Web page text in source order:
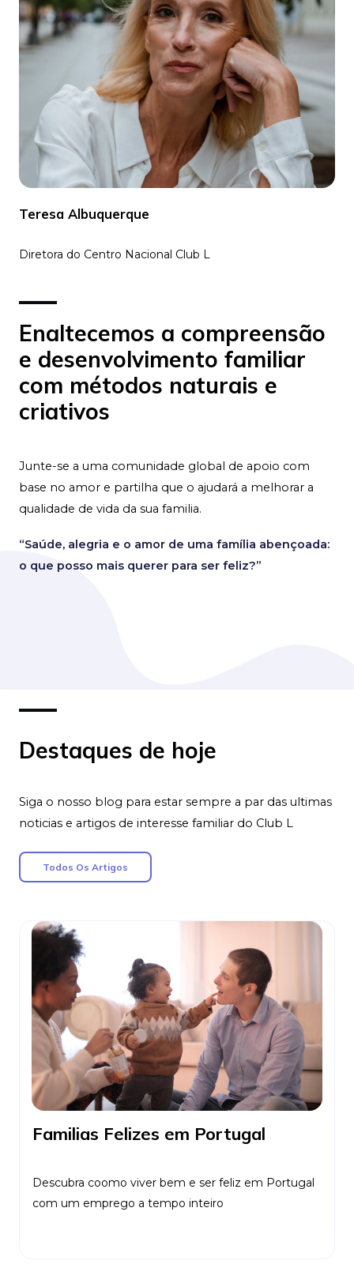
Teresa Albuquerque
Diretora do Centro Nacional Club L
Enaltecemos a compreensão
e desenvolvimento familiar
com métodos naturais e
criativos
Junte-se a uma comunidade global de apoio com
base no amor e partilha que o ajudará a melhorar a
qualidade de vida da sua familia.
“Saúde, alegria e o amor de uma família abençoada:
o que posso mais querer para ser feliz?”
Destaques de hoje
Siga o nosso blog para estar sempre a par das ultimas
noticias e artigos de interesse familiar do Club L
Todos Os Artigos
Familias Felizes em Portugal
Descubra coomo viver bem e ser feliz em Portugal
com um emprego a tempo inteiro